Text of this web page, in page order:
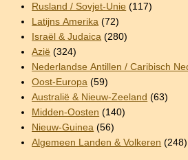
Rusland / Sovjet-Unie (117)
Latijns Amerika (72)
Israël & Judaica (280)
Azië (324)
Nederlandse Antillen / Caribisch
Oost-Europa (59)
Australië & Nieuw-Zeeland (63)
Midden-Oosten (140)
Nieuw-Guinea (56)
Algemeen Landen & Volkeren (248)